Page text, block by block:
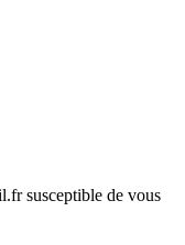
susceptible de vous